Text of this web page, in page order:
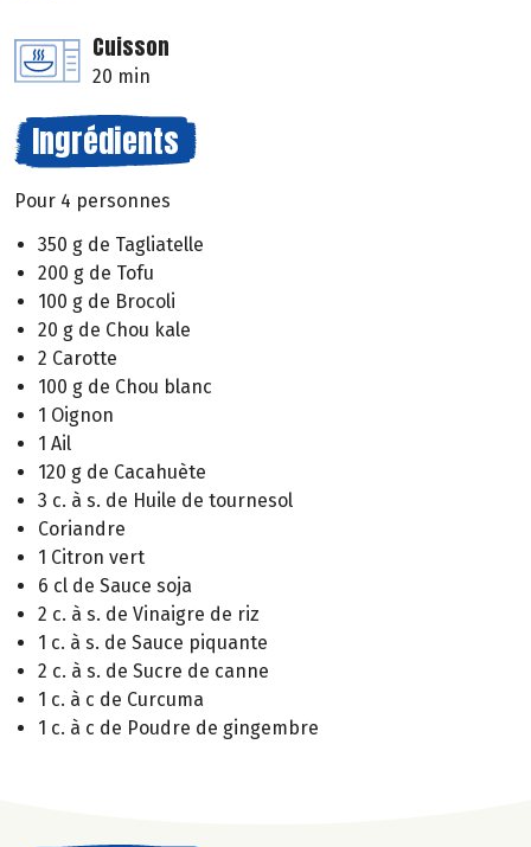
Cuisson
20 min
Ingrédients
Pour 4 personnes
350 g de Tagliatelle
200 g de Tofu
100 g de Brocoli
20 g de Chou kale
2 Carotte
100 g de Chou blanc
1 Oignon
1 Ail
120 g de Cacahuète
3 c. à s. de Huile de tournesol
Coriandre
1 Citron vert
6 cl de Sauce soja
2 c. à s. de Vinaigre de riz
1 c. à s. de Sauce piquante
2 c. à s. de Sucre de canne
1 c. à c de Curcuma
1 c. à c de Poudre de gingembre